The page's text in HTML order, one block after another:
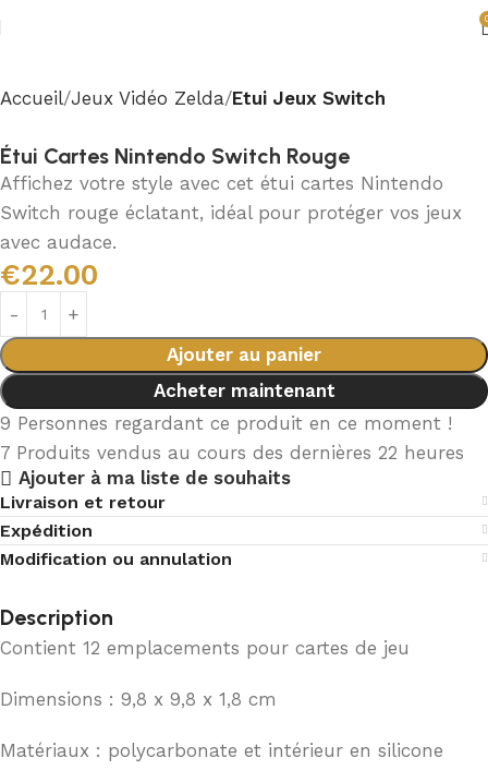
Accueil Jeux Vidéo Zelda Etui Jeux Switch
Étui Cartes Nintendo Switch Rouge
Affichez votre style avec cet étui cartes Nintendo
Switch rouge éclatant, idéal pour protéger vos jeux
avec audace.
€22.00
Ajouter au panier
Acheter maintenant
9 Personnes regardant ce produit en ce moment !
7 Produits vendus au cours des dernières 22 heures
Ajouter à ma liste de souhaits
Livraison et retour
Expédition
Modification ou annulation
Description
Contient 12 emplacements pour cartes de jeu
Dimensions : 9,8 x 9,8 x 1,8 cm
Matériaux : polycarbonate et intérieur en silicone